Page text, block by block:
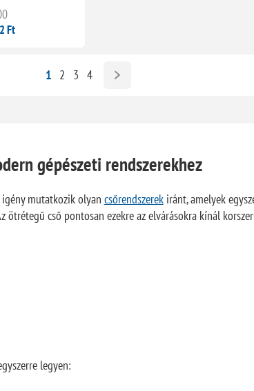
Ft
1 2 3 4
gépészeti rendszerekhez
mutatkozik olyan csőrendszerekiránt, amelyek
cső pontosan ezekre az elvárásokra kínál
legyen: